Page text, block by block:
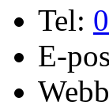
Tel:
E-